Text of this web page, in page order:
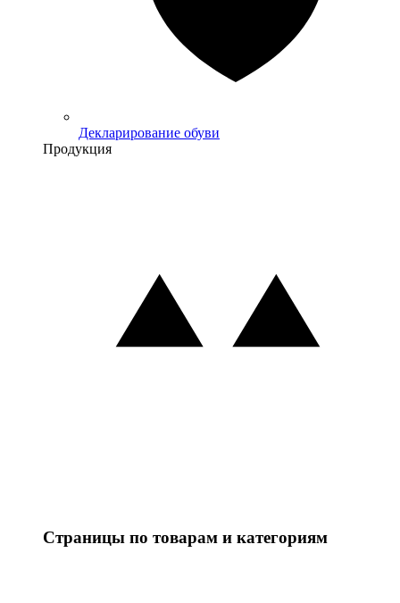
Декларирование обуви
Продукция
Страницы по товарам и категориям